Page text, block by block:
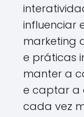
influenciar
marketing
e práticas
manter a
e captar a
cada vez